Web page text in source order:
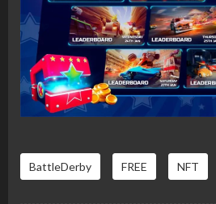
BattleDerby FREE NFT